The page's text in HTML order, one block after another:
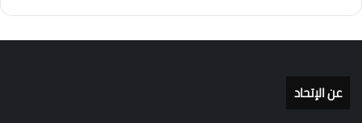
عن الإتحاد